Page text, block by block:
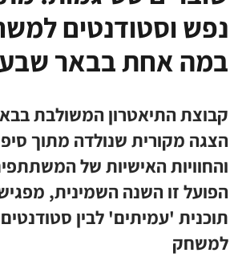
נפש וסטודנטים
במה אחת בבאר
קבוצת התיאטרון המשולבת
הצגה מקורית שנולדה מתוך
והחוויות האישיות של
הפועל זו השנה השמינית,
תוכנית 'עמיתים' לבין
למשחק